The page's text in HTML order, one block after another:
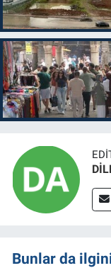
Bunlar da